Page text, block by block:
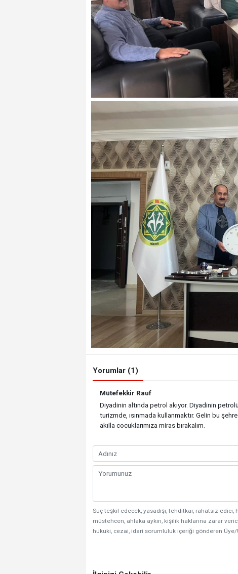
Yorumlar (1)
Mütefekkir Rauf
Diyadinin altında petrol akıyor. Diyadinin
turizmde, ısınmada kullanmaktır. Gelin bu
akılla cocuklarımıza miras bırakalım.
Suç teşkil edecek, yasadışı, tehditkar, rahatsız
müstehcen, ahlaka aykırı, kişilik haklarına zarar
hukuki, cezai, idari sorumluluk içeriği gönderen Üye/